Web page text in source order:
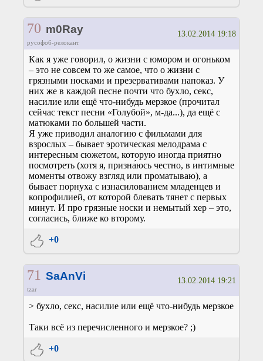
70 m0Ray
русофоб-релокант
13.02.2014 19:18
Как я уже говорил, о жизни с юмором и огоньком
– это не совсем то же самое, что о жизни с
грязными носками и презервативами напоказ. У
них же в каждой песне почти что бухло, секс,
насилие или ещё что-нибудь мерзкое (прочитал
сейчас текст песни «Голубой», м-да...), да ещё с
матюками по большей части.
Я уже приводил аналогию с фильмами для
взрослых – бывает эротическая мелодрама с
интересным сюжетом, которую иногда приятно
посмотреть (хотя я, призна́юсь честно, в интимные
моменты отвожу взгляд или проматываю), а
бывает порнуха с изнасилованием младенцев и
копрофилией, от которой блевать тянет с первых
минут. И про грязные носки и немытый хер – это,
согласись, ближе ко второму.
+0
71 SaAnVi
tzar
13.02.2014 19:21
> бухло, секс, насилие или ещё что-нибудь мерзкое
Таки всё из перечисленного и мерзкое? ;)
+0